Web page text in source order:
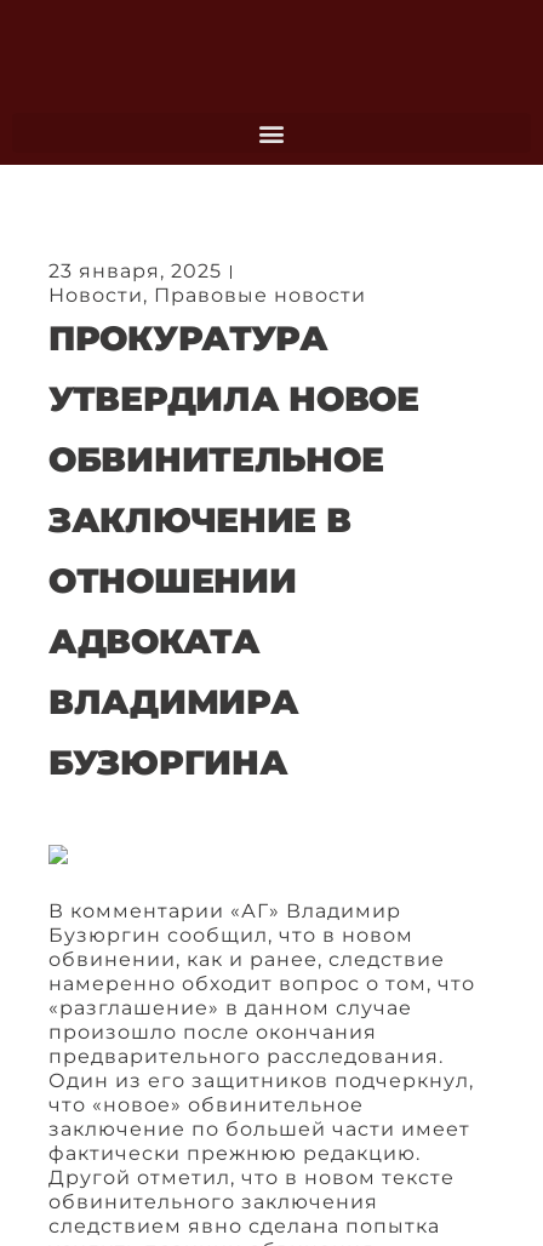
23 января, 2025
Новости, Правовые новости
ПРОКУРАТУРА
УТВЕРДИЛА НОВОЕ
ОБВИНИТЕЛЬНОЕ
ЗАКЛЮЧЕНИЕ В
ОТНОШЕНИИ
АДВОКАТА
ВЛАДИМИРА
БУЗЮРГИНА
В комментарии «АГ» Владимир
Бузюргин сообщил, что в новом
обвинении, как и ранее, следствие
намеренно обходит вопрос о том, что
«разглашение» в данном случае
произошло после окончания
предварительного расследования.
Один из его защитников подчеркнул,
что «новое» обвинительное
заключение по большей части имеет
фактически прежнюю редакцию.
Другой отметил, что в новом тексте
обвинительного заключения
следствием явно сделана попытка